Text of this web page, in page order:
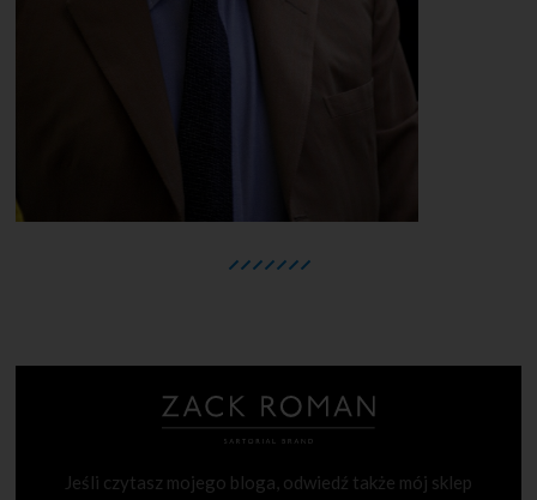
Jeśli czytasz mojego bloga, odwiedź także mój sklep